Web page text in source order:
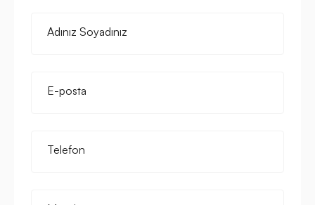
Adınız Soyadınız
E-posta
Telefon